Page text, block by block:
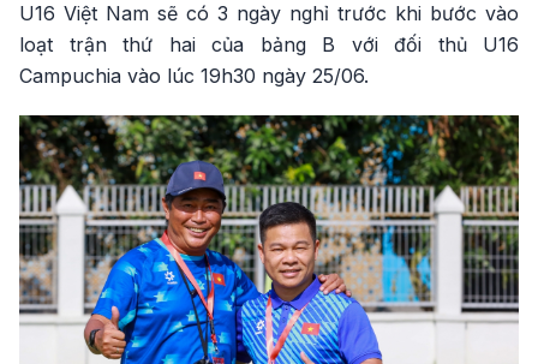
U16 Việt Nam sẽ có 3 ngày nghỉ trước khi bước vào
loạt trận thứ hai của bảng B với đối thủ U16
Campuchia vào lúc 19h30 ngày 25/06.